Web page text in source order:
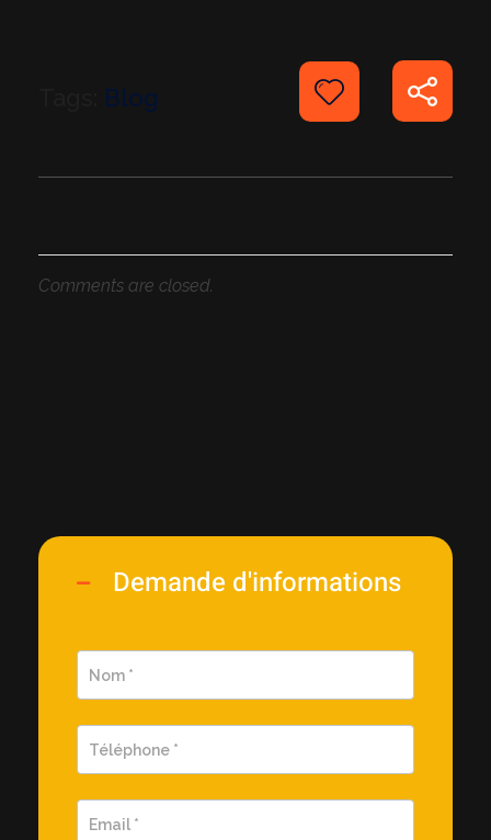
Blog
Comments are closed.
Demande d'informations
Demande
d'information